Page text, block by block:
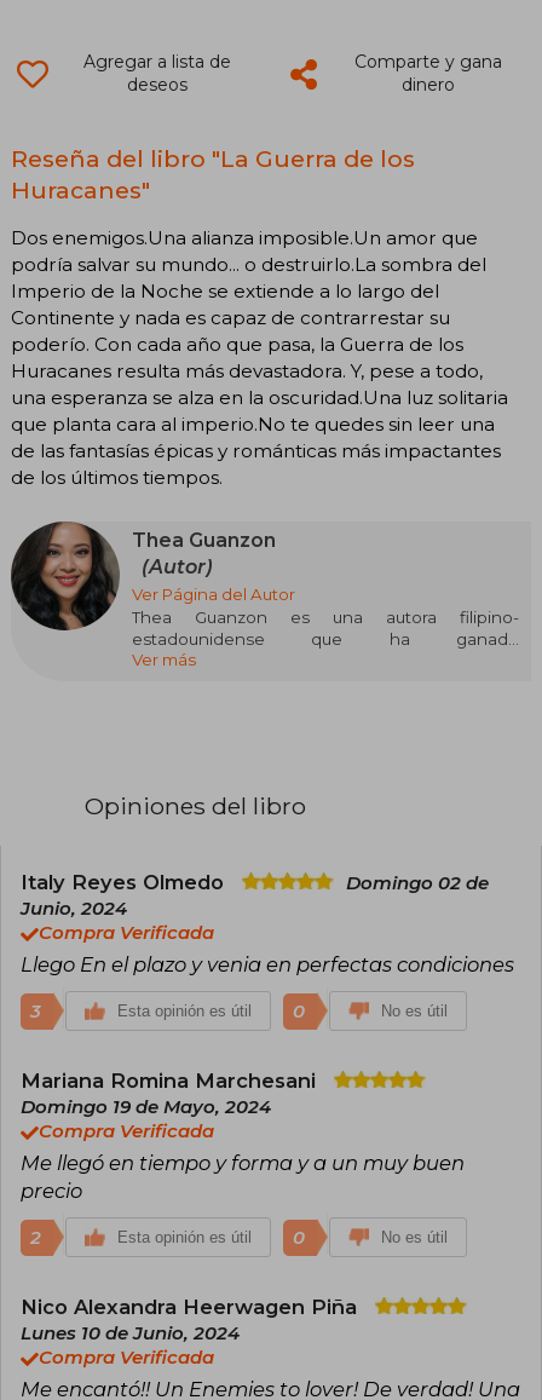
Agregar a lista de
deseos
Comparte y gana
dinero
Reseña del libro "La Guerra de los
Huracanes"
Dos enemigos.Una alianza imposible.Un amor que
podría salvar su mundo... o destruirlo.La sombra del
Imperio de la Noche se extiende a lo largo del
Continente y nada es capaz de contrarrestar su
poderío. Con cada año que pasa, la Guerra de los
Huracanes resulta más devastadora. Y, pese a todo,
una esperanza se alza en la oscuridad.Una luz solitaria
que planta cara al imperio.No te quedes sin leer una
de las fantasías épicas y románticas más impactantes
de los últimos tiempos.
Thea Guanzon
(Autor)
Ver Página del Autor
Thea Guanzon es una autora filipino-
estadounidense que ha ganado
reconocimiento internacional en el ámbito de la
romance enemigo-a-amantes, épica fantasiosa
Graduada en Derecho, Guanzon comenzó
de firmar con un sello importante. Su obra ha
sido adquirida por Harper Voyager y
rápidamente se posicionó en listas de libros
más esperados, destacando por su prosa
evocadora y el enfoque multicultural. Además
del éxito literario, Guanzon ha participado
fantasía, abogando por una mayor
representación de voces asiáticas y queer en la
literatura contemporánea.
Ver más
Opiniones del libro
Italy Reyes Olmedo
Domingo 02 de
Junio, 2024
Compra Verificada
Llego En el plazo y venia en perfectas condiciones
3 Esta opinión es útil 0 No es útil
Mariana Romina Marchesani
Domingo 19 de Mayo, 2024
Compra Verificada
Me llegó en tiempo y forma y a un muy buen
precio
2 Esta opinión es útil 0 No es útil
Nico Alexandra Heerwagen Piña
Lunes 10 de Junio, 2024
Compra Verificada
Me encantó!! Un Enemies to lover! De verdad! Una